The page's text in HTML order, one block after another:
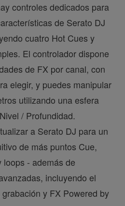
controles dedicados para
de Serato DJ
cuatro Hot Cues y
El controlador dispone
de FX por canal, con
elegir, y puedes manipular
utilizando una esfera
/ Profundidad.
a Serato DJ para un
de más puntos Cue,
loops - además de
incluyendo el
y FX Powered by